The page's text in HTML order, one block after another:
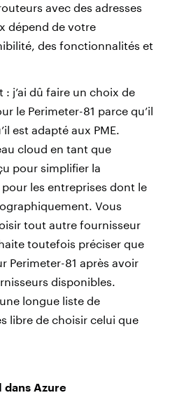
avec des adresses
dépend de votre
des fonctionnalités et
j’ai dû faire un choix de
le Perimeter-81 parce qu’il
est adapté aux PME.
cloud en tant que
pour simplifier la
les entreprises dont le
Vous
tout autre fournisseur
toutefois préciser que
Perimeter-81 après avoir
disponibles.
longue liste de
libre de choisir celui que
Azure